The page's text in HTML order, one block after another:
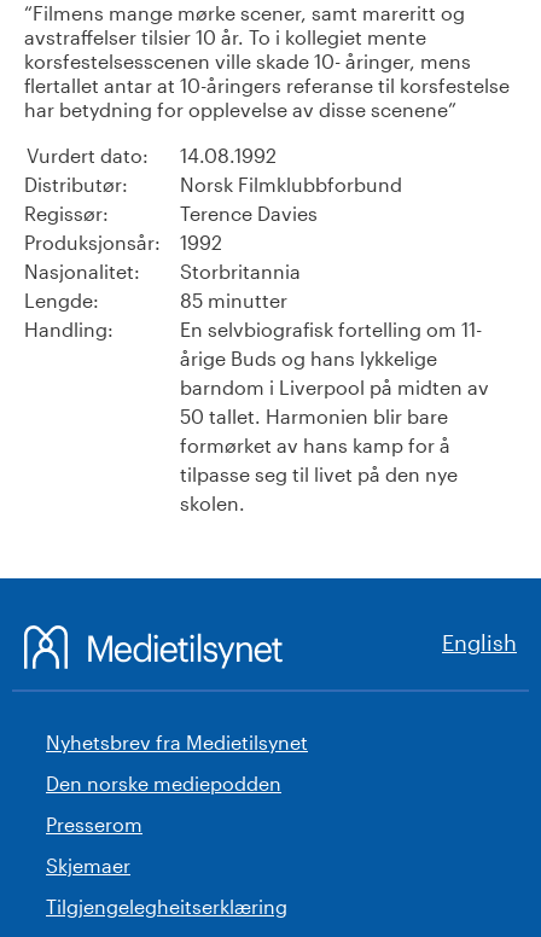
Filmens mange mørke scener, samt mareritt og
avstraffelser tilsier 10 år. To i kollegiet mente
korsfestelsesscenen ville skade 10- åringer, mens
flertallet antar at 10-åringers referanse til korsfestelse
har betydning for opplevelse av disse scenene
Vurdert dato:
14.08.1992
Distributør:
Norsk Filmklubbforbund
Regissør:
Terence Davies
Produksjonsår:
1992
Nasjonalitet:
Storbritannia
Lengde:
85 minutter
Handling:
En selvbiografisk fortelling om 11-
årige Buds og hans lykkelige
barndom i Liverpool på midten av
50 tallet. Harmonien blir bare
formørket av hans kamp for å
tilpasse seg til livet på den nye
skolen.
English
Nyhetsbrev fra Medietilsynet
Den norske mediepodden
Presserom
Skjemaer
Tilgjengelegheitserklæring